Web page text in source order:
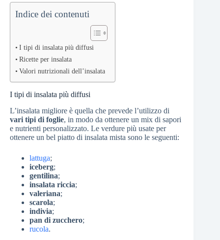
Indice dei contenuti
I tipi di insalata più diffusi
Ricette per insalata
Valori nutrizionali dell’insalata
I tipi di insalata più diffusi
L’insalata migliore è quella che prevede l’utilizzo di
vari tipi di foglie, in modo da ottenere un mix di sapori
e nutrienti personalizzato. Le verdure più usate per
ottenere un bel piatto di insalata mista sono le seguenti:
lattuga;
iceberg;
gentilina;
insalata riccia;
valeriana;
scarola;
indivia;
pan di zucchero;
rucola.